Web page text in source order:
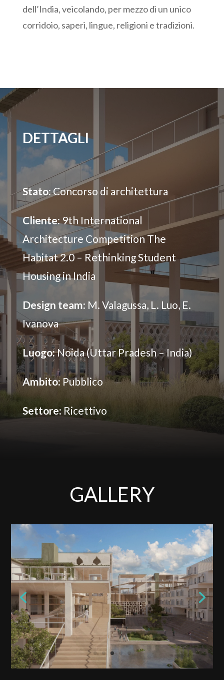
dell’India, veicolando, per mezzo di un unico
corridoio, saperi, lingue, religioni e tradizioni.
DETTAGLI
Stato:Concorso di architettura
Cliente:9th International
Architecture Competition The
Habitat 2.0 – Rethinking Student
Housing in India
Design team: M. Valagussa, L. Luo, E.
Ivanova
Luogo:Noida (Uttar Pradesh – India)
Ambito: Pubblico
Settore: Ricettivo
GALLERY